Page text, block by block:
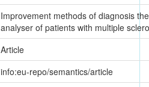
Improvement methods of diagnosis
analyser of patients with multiple
Article
info:eu-repo/semantics/article